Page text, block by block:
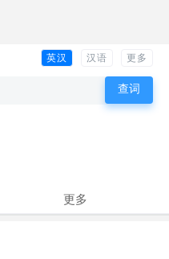
英汉 汉语 更多
更多